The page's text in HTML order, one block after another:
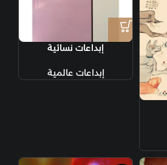
إبداعات نسائية
إبداعات عالمية